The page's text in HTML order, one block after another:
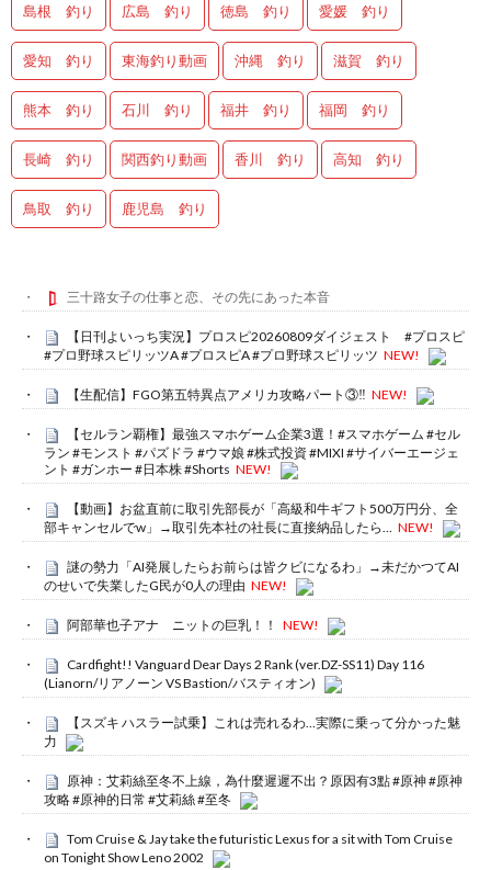
島根 釣り 広島 釣り 徳島 釣り 愛媛 釣り
愛知 釣り 東海釣り動画 沖縄 釣り 滋賀 釣り
熊本 釣り 石川 釣り 福井 釣り 福岡 釣り
長崎 釣り 関西釣り動画 香川 釣り 高知 釣り
鳥取 釣り 鹿児島 釣り
三十路女子の仕事と恋、その先にあった本音
【日刊よいっち実況】プロスピ20260809ダイジェスト #プロスピ
#プロ野球スピリッツA #プロスピA #プロ野球スピリッツ NEW!
【生配信】FGO第五特異点アメリカ攻略パート③‼️ NEW!
【セルラン覇権】最強スマホゲーム企業3選！#スマホゲーム #セル
ラン #モンスト #パズドラ #ウマ娘 #株式投資 #MIXI #サイバーエージェ
ント #ガンホー #日本株 #Shorts NEW!
【動画】お盆直前に取引先部長が「高級和牛ギフト500万円分、全
部キャンセルでw」→取引先本社の社長に直接納品したら… NEW!
謎の勢力「AI発展したらお前らは皆クビになるわ」→未だかつてAI
のせいで失業したG民が0人の理由 NEW!
阿部華也子アナ ニットの巨乳！！ NEW!
Cardfight!! Vanguard Dear Days 2 Rank (ver.DZ-SS11) Day 116
(Lianorn/リアノーン VS Bastion/バスティオン)
【スズキ ハスラー試乗】これは売れるわ…実際に乗って分かった魅
力
原神：艾莉絲至冬不上線，為什麼遲遲不出？原因有3點 #原神 #原神
攻略 #原神的日常 #艾莉絲 #至冬
Tom Cruise & Jay take the futuristic Lexus for a sit with Tom Cruise
on Tonight Show Leno 2002